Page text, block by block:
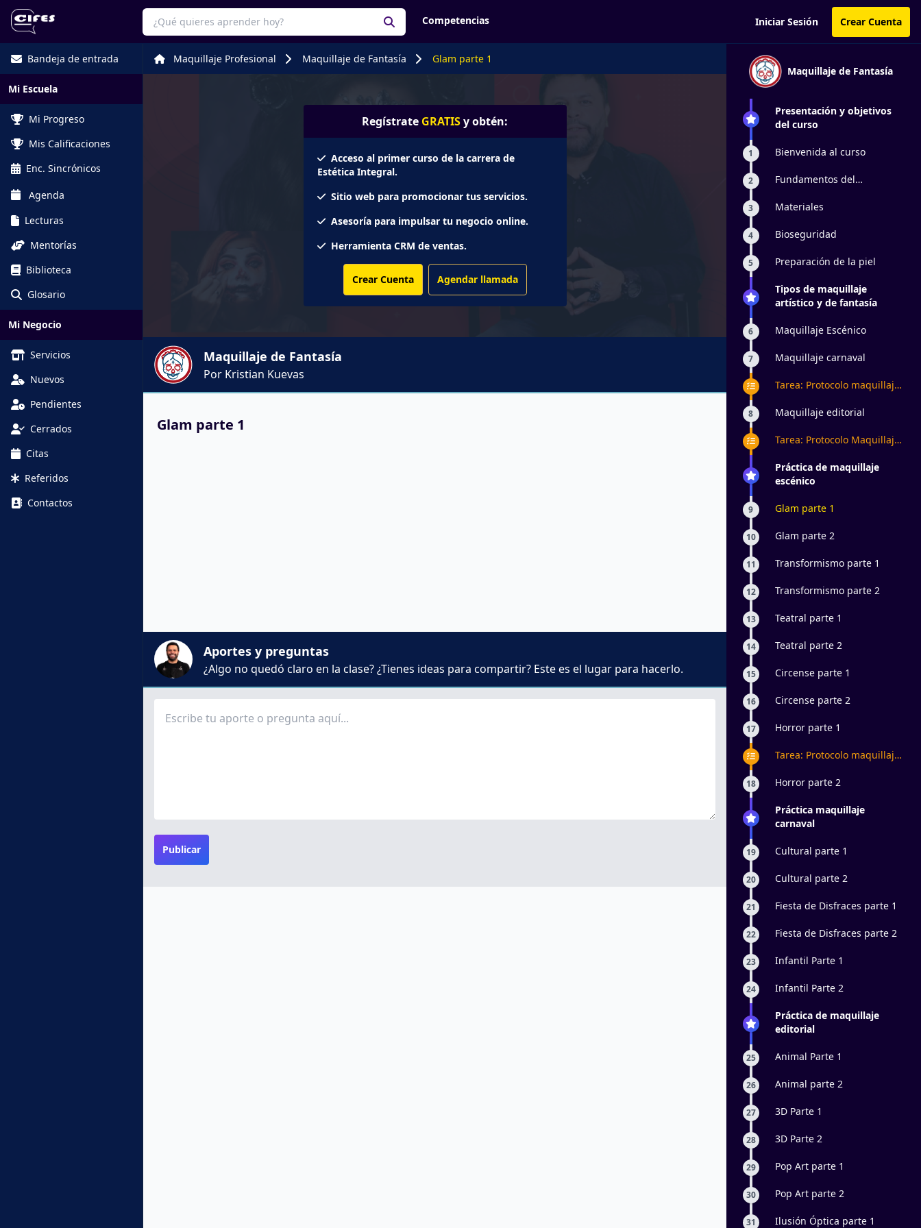
Competencias Iniciar Sesión Crear Cuenta
Bandeja de entrada
Mi Escuela
Mi Progreso
Mis Calificaciones
Enc. Sincrónicos
Agenda
Lecturas
Mentorías
Biblioteca
Glosario
Mi Negocio
Servicios
Nuevos
Pendientes
Cerrados
Citas
Referidos
Contactos
Maquillaje Profesional Maquillaje de Fantasía Glam parte 1
Regístrate GRATISy obtén:
Acceso al primer curso de la carrera de
Estética Integral.
Sitio web para promocionar tus servicios.
Asesoría para impulsar tu negocio online.
Herramienta CRM de ventas.
Crear Cuenta Agendar llamada
Maquillaje de Fantasía
Por Kristian Kuevas
Glam parte 1
Aportes y preguntas
¿Algo no quedó claro en la clase? ¿Tienes ideas para compartir? Este es el lugar para hacerlo.
Publicar
Maquillaje de Fantasía
Presentación y objetivos
del curso
1 Bienvenida al curso
2
Fundamentos del
3 Materiales
4 Bioseguridad
5 Preparación de la piel
Tipos de maquillaje
artístico y de fantasía
6 Maquillaje Escénico
7 Maquillaje carnaval
Tarea: Protocolo maquillaje
8 Maquillaje editorial
Tarea: Protocolo Maquillaje
Práctica de maquillaje
escénico
9 Glam parte 1
10 Glam parte 2
11 Transformismo parte 1
12 Transformismo parte 2
13 Teatral parte 1
14 Teatral parte 2
15 Circense parte 1
16 Circense parte 2
17 Horror parte 1
Tarea: Protocolo maquillaje
18 Horror parte 2
Práctica maquillaje
carnaval
19 Cultural parte 1
20 Cultural parte 2
21 Fiesta de Disfraces parte 1
22 Fiesta de Disfraces parte 2
23 Infantil Parte 1
24 Infantil Parte 2
Práctica de maquillaje
editorial
25 Animal Parte 1
26 Animal parte 2
27 3D Parte 1
28 3D Parte 2
29 Pop Art parte 1
30 Pop Art parte 2
31 Ilusión Óptica parte 1